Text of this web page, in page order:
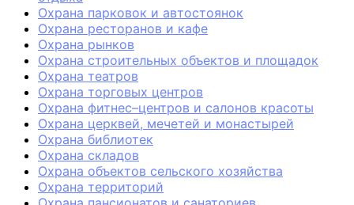
Охрана парковок и автостоянок
Охрана ресторанов и кафе
Охрана рынков
Охрана строительных объектов и площадок
Охрана театров
Охрана торговых центров
Охрана фитнес–центров и салонов красоты
Охрана церквей, мечетей и монастырей
Охрана библиотек
Охрана складов
Охрана объектов сельского хозяйства
Охрана территорий